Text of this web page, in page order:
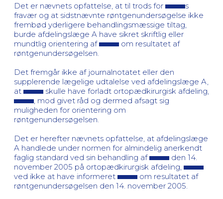
Det er nævnets opfattelse, at til trods for
s
fravær og at sidstnævnte røntgenundersøgelse ikke
frembød yderligere behandlingsmæssige tiltag,
burde afdelingslæge A have sikret skriftlig eller
mundtlig orientering af
om resultatet af
røntgenundersøgelsen.
Det fremgår ikke af journalnotatet eller den
supplerende lægelige udtalelse ved afdelingslæge A,
at
skulle have forladt ortopædkirurgisk afdeling,
, mod givet råd og dermed afsagt sig
muligheden for orientering om
røntgenundersøgelsen.
Det er herefter nævnets opfattelse, at afdelingslæge
A handlede under normen for almindelig anerkendt
faglig standard ved sin behandling af
den 14.
november 2005 på ortopædkirurgisk afdeling,
ved ikke at have informeret
om resultatet af
røntgenundersøgelsen den 14. november 2005.